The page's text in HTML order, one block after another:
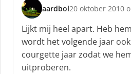
aardbol
s
c
h
r
e
e
20 oktober 2010
Lijkt mij heel apart. Heb
wordt het volgende jaar
courgette jaar zodat we
uitproberen.